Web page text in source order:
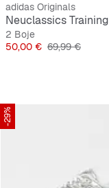
adidas Originals
Neuclassics
2 Boje
Cijena
50,00 € Originalna
69,99 €
-29%